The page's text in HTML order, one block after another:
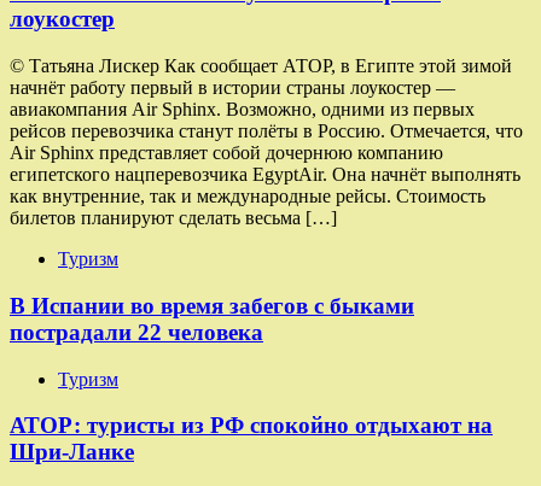
лоукостер
© Татьяна Лискер Как сообщает АТОР, в Египте этой зимой
начнёт работу первый в истории страны лоукостер —
авиакомпания Air Sphinx. Возможно, одними из первых
рейсов перевозчика станут полёты в Россию. Отмечается, что
Air Sphinx представляет собой дочернюю компанию
египетского нацперевозчика EgyptAir. Она начнёт выполнять
как внутренние, так и международные рейсы. Стоимость
билетов планируют сделать весьма […]
Туризм
В Испании во время забегов с быками
пострадали 22 человека
Туризм
АТОР: туристы из РФ спокойно отдыхают на
Шри-Ланке